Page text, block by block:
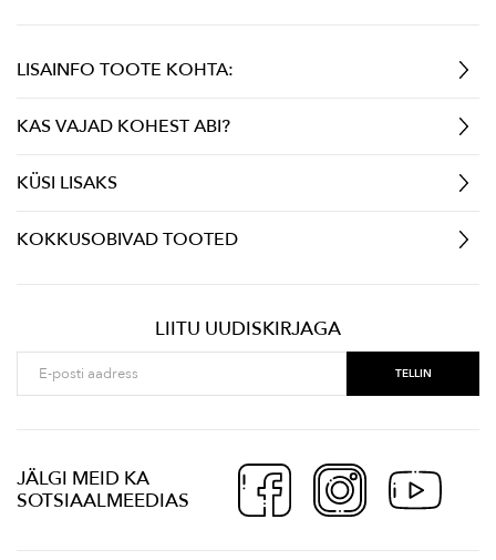
LISAINFO TOOTE KOHTA:
KAS VAJAD KOHEST ABI?
KÜSI LISAKS
KOKKUSOBIVAD TOOTED
LIITU UUDISKIRJAGA
JÄLGI MEID KA
SOTSIAALMEEDIAS